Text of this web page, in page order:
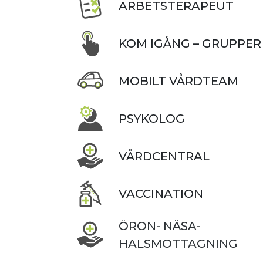
ARBETSTERAPEUT
KOM IGÅNG – GRUPPER
MOBILT VÅRDTEAM
PSYKOLOG
VÅRDCENTRAL
VACCINATION
ÖRON- NÄSA-
HALSMOTTAGNING